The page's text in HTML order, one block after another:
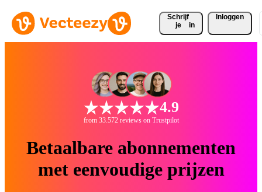
Schrijf
je
in
Inloggen
4.9
from 33.572 reviews on Trustpilot
Betaalbare abonnementen
met eenvoudige prijzen